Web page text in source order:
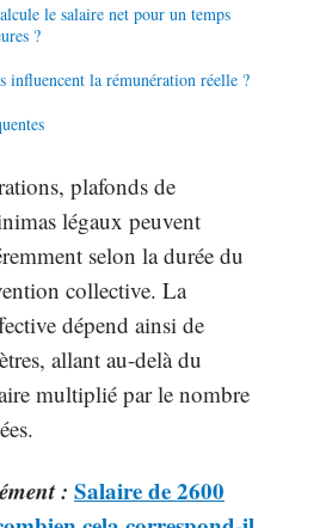
le salaire net pour un temps
?
Quels éléments influencent la rémunération réelle ?
plafonds de
légaux peuvent
selon la durée du
collective. La
dépend ainsi de
allant au-delà du
multiplié par le nombre
: Salaire de 2600